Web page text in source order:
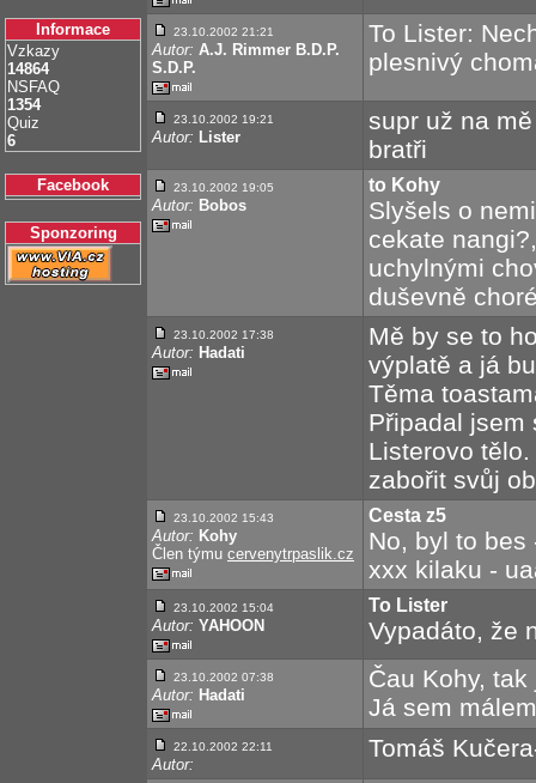
Informace
Vzkazy
14864
NSFAQ
1354
Quiz
6
Facebook
Sponzoring
23.10.2002 21:21
Autor: A.J. Rimmer B.D.P.
S.D.P.
To Lister:
plesnivý
23.10.2002 19:21
Autor: Lister
supr už na
bratři
23.10.2002 19:05
Autor: Bobos
to Kohy
Slyšels o
cekate
uchylnými
duševně
23.10.2002 17:38
Autor: Hadati
Mě by se to
výplatě a já
Těma
Připadal jsem
Listerovo
zabořit svůj
23.10.2002 15:43
Autor: Kohy
Člen týmu cervenytrpaslik.cz
Cesta z5
No, byl to
xxx kilaku -
23.10.2002 15:04
Autor: YAHOON
To Lister
Vypadáto, že
23.10.2002 07:38
Autor: Hadati
Čau Kohy,
Já sem
22.10.2002 22:11
Autor:
Tomáš